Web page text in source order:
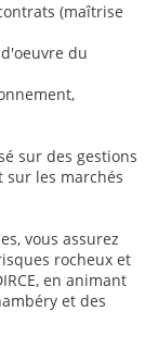
(maîtrise
du
sur des gestions
sur les marchés
vous assurez
rocheux et
en animant
et des